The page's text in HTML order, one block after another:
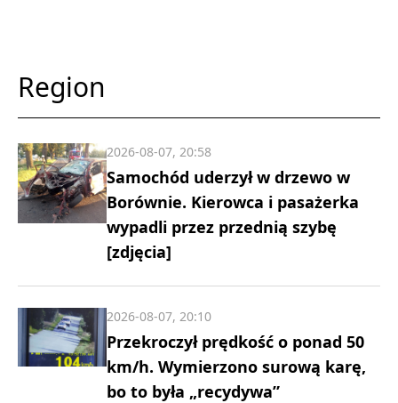
Region
Samochód uderzył w drzewo w
Borównie. Kierowca i pasażerka
wypadli przez przednią szybę
[zdjęcia]
2026-08-07, 20:58
Przekroczył prędkość o ponad 50
km/h. Wymierzono surową karę,
bo to była „recydywa”
2026-08-07, 20:10